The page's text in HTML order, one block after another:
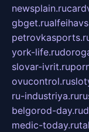
newsplain.ru
gbget.ru
york-life.ru
slovar-ivrit.ru
ovucontrol.ru
ru-industriya.ru
belgorod-day.ru
medic-today.ru